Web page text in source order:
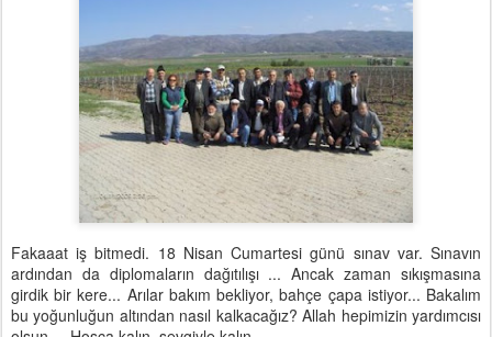
Fakaaat iş bitmedi. 18 Nisan Cumartesi günü sınav var. Sınavın
ardından da diplomaların dağıtılışı ... Ancak zaman sıkışmasına
girdik bir kere... Arılar bakım bekliyor, bahçe çapa istiyor... Bakalım
bu yoğunluğun altından nasıl kalkacağız? Allah hepimizin yardımcısı